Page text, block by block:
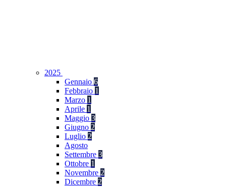
2025
Gennaio 6
Febbraio 1
Marzo 1
Aprile 1
Maggio 3
Giugno 2
Luglio 2
Agosto
Settembre 3
Ottobre 1
Novembre 2
Dicembre 2